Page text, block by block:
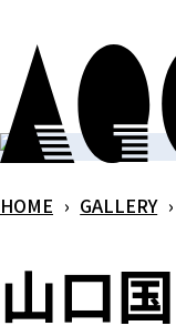
ン
コ
ン
テ
ン
へ
ス
HOME › GALLERY ›
山口